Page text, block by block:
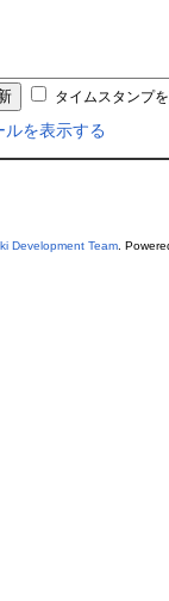
タイムスタンプ
を表示する
Development Team.